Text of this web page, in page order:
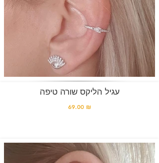
עגיל הליקס שורה טיפה
69.00 ₪